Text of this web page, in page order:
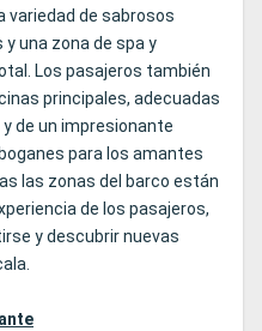
de sabrosos
una zona de spa y
Los pasajeros también
principales, adecuadas
de un impresionante
para los amantes
las zonas del barco están
de los pasajeros,
y descubrir nuevas